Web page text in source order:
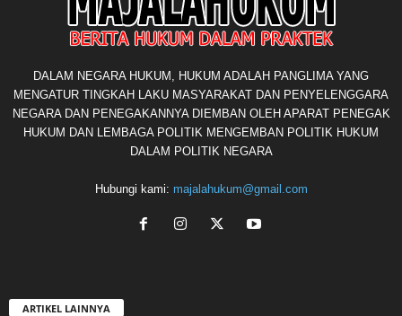
DALAM NEGARA HUKUM, HUKUM ADALAH PANGLIMA YANG
MENGATUR TINGKAH LAKU MASYARAKAT DAN PENYELENGGARA
NEGARA DAN PENEGAKANNYA DIEMBAN OLEH APARAT PENEGAK
HUKUM DAN LEMBAGA POLITIK MENGEMBAN POLITIK HUKUM
DALAM POLITIK NEGARA
Hubungi kami: majalahukum@gmail.com
ARTIKEL LAINNYA